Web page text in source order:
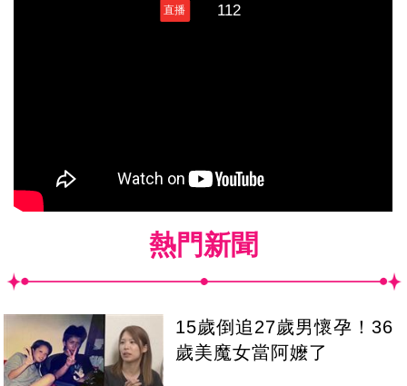
熱門新聞
15歲倒追27歲男懷孕！36
歲美魔女當阿嬤了